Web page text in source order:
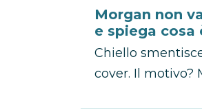
Morgan non
e spiega cosa
Chiello
cover. Il motivo?